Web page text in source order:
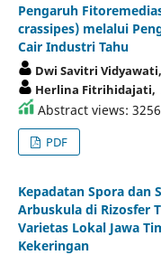
Pengaruh
crassipes) melalui
Cair Industri Tahu
Dwi Savitri Vidyawati,
Herlina Fitrihidajati,
Abstract views:
PDF
Kepadatan Spora dan
Arbuskula di Rizosfer
Varietas Lokal Jawa
Kekeringan